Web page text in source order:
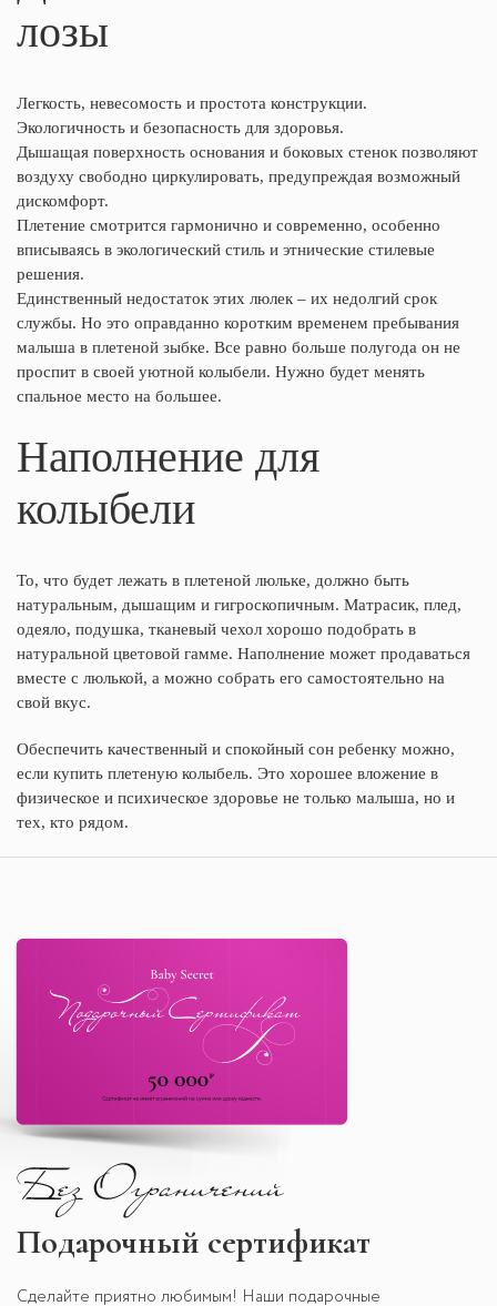
лозы
Легкость, невесомость и простота конструкции.
Экологичность и безопасность для здоровья.
Дышащая поверхность основания и боковых стенок позволяют
воздуху свободно циркулировать, предупреждая возможный
дискомфорт.
Плетение смотрится гармонично и современно, особенно
вписываясь в экологический стиль и этнические стилевые
решения.
Единственный недостаток этих люлек – их недолгий срок
службы. Но это оправданно коротким временем пребывания
малыша в плетеной зыбке. Все равно больше полугода он не
проспит в своей уютной колыбели. Нужно будет менять
спальное место на большее.
Наполнение для
колыбели
То, что будет лежать в плетеной люльке, должно быть
натуральным, дышащим и гигроскопичным. Матрасик, плед,
одеяло, подушка, тканевый чехол хорошо подобрать в
натуральной цветовой гамме. Наполнение может продаваться
вместе с люлькой, а можно собрать его самостоятельно на
свой вкус.
Обеспечить качественный и спокойный сон ребенку можно,
если купить плетеную колыбель. Это хорошее вложение в
физическое и психическое здоровье не только малыша, но и
тех, кто рядом.
Подарочный сертификат
Сделайте приятно любимым! Наши подарочные